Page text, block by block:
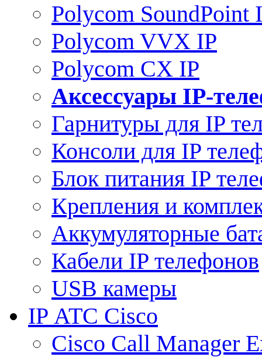
Polycom SoundPoint
Polycom VVX IP
Polycom CX IP
Аксессуары IP-
Гарнитуры для IP
Консоли для IP
Блок питания IP
Крепления и
Аккумуляторные
Кабели IP телефонов
USB камеры
IP АТС Cisco
Cisco Call Manager